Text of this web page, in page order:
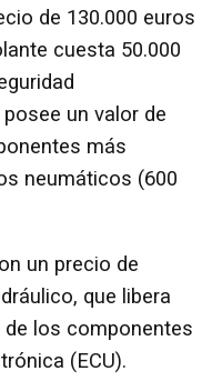
de 130.000 euros
cuesta 50.000
un valor de
más
neumáticos (600
un precio de
que libera
los componentes
(ECU).